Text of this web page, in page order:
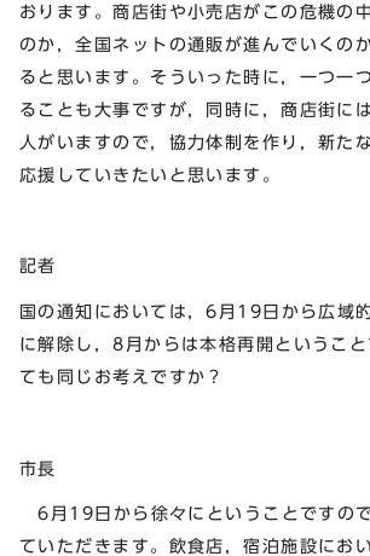
おります。商店街や小売店がこの危機の
のか，全国ネットの通販が進んでいくの
ると思います。そういった時に，一つ一
ることも大事ですが，同時に，商店街に
人がいますので，協力体制を作り，新た
応援していきたいと思います。
記者
国の通知においては，6月19日から広域
に解除し，8月からは本格再開というこ
ても同じお考えですか？
市長
6月19日から徐々にということですの
ていただきます。飲食店，宿泊施設にお